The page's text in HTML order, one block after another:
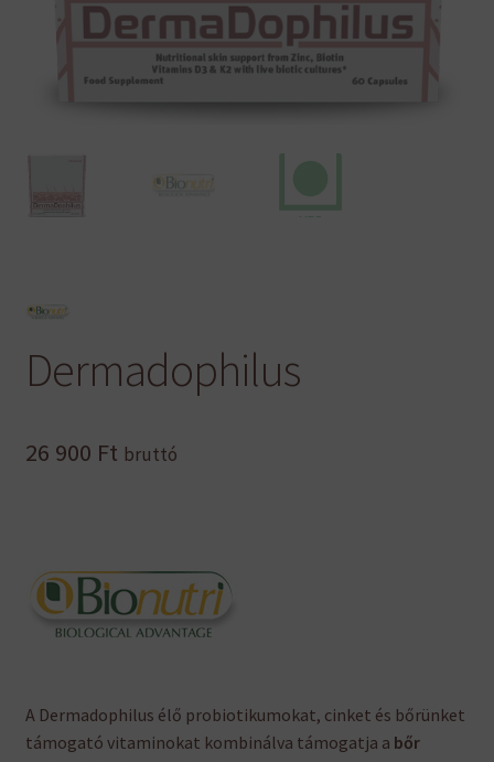
Dermadophilus
26 900 Ft bruttó
A Dermadophilus élő probiotikumokat, cinket és bőrünket
támogató vitaminokat kombinálva támogatja a bőr